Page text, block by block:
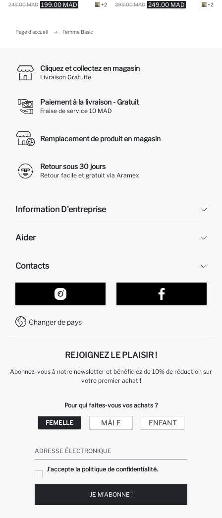
199.00 MAD
249.00 MAD +2 249.00 MAD
399.00 MAD +2
Page d'accueil Femme Basic
Cliquez et collectez en magasin
Livraison Gratuite
Paiement à la livraison - Gratuit
Fraise de service 10 MAD
Remplacement de produit en magasin
Retour sous 30 jours
Retour facile et gratuit via Aramex
Information D'entreprise
À propos de nous
Aider
Retour et changement
Suivi de la Commande
Comment acheter sur DeFacto ?
Comment payer sur DeFacto?
Contacts
Nos Magasins
Formulaire de contact
Service Client +212 525 076 633
Changer de pays
REJOIGNEZ LE PLAISIR !
Abonnez-vous à notre newsletter et bénéficiez de 10% de réduction sur
votre premier achat !
Pour qui faites-vous vos achats ?
FEMELLE MÂLE ENFANT
ADRESSE ÉLECTRONIQUE
J'accepte la politique de confidentialité.
JE M'ABONNE !